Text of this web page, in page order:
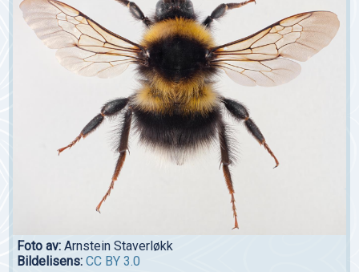
Foto av: Arnstein Staverløkk
Bildelisens: CC BY 3.0